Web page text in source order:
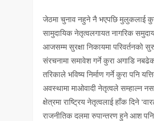
जेठमा चुनाव नहुने नै भएपछि मुलुकलाई
सामुदायिक नेतृत्वलगायत नागरिक
आजसम्म सुरक्षा निकायमा परिवर्तनको
संरचनामा समावेश गर्ने कुरा अगाडि
तरिकाले भविष्य निर्माण गर्ने कुरा पनि
अवस्थामा माओवादी नेतृत्वले सम्हाल्न
क्षेत्रमा राष्ट्रिय नेतृत्वलाई हाँक दिने
राजनीतिक दलमा रुपान्तरण हुने आश